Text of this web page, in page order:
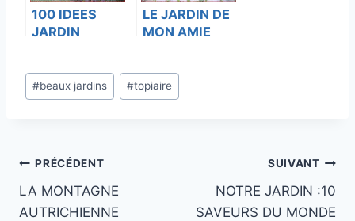
100 IDEES
JARDIN
LE JARDIN DE
MON AMIE
Étiquettes
de
#beaux jardins #topiaire
Navigation
de
PRÉCÉDENT
LA MONTAGNE
AUTRICHIENNE
SUIVANT
NOTRE JARDIN :10
SAVEURS DU MONDE